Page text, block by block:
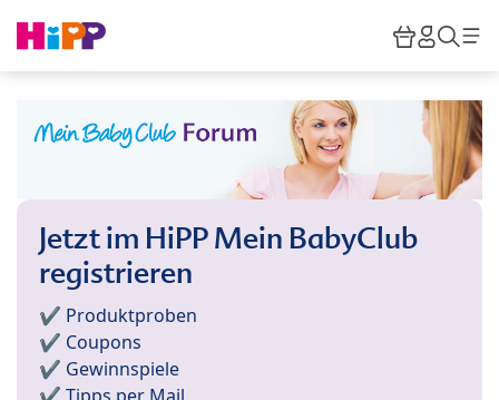
HiPP
Jetzt im HiPP Mein BabyClub
registrieren
✔️ Produktproben
✔️ Coupons
✔️ Gewinnspiele